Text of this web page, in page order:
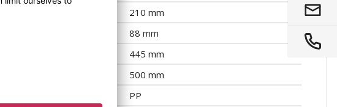
210 mm
88 mm
445 mm
500 mm
PP